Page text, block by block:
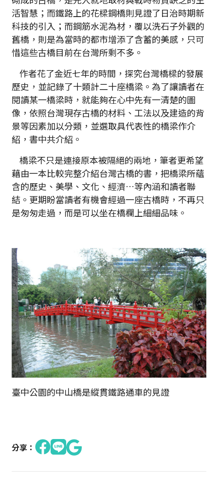
活智慧；而鐵路上的花樑鋼橋則見證了日治時期新
科技的引入；而鋼筋水泥為材，覆以洗石子外觀的
舊橋，則是為當時的都市增添了含蓄的美感，只可
惜這些古橋目前在台灣所剩不多。
作者花了金近七年的時間，探究台灣橋樑的發展
歷史，並記錄了十類計二十座橋梁。為了讓讀者在
閱讀某一橋梁時，就能夠在心中先有一清楚的圖
像，依照台灣現存古橋的材料、工法以及建造的背
景等因素加以分類，並選取具代表性的橋梁作介
紹，書中共介紹。
橋梁不只是連接原本被隔絕的兩地，筆者更希望
藉由一本比較完整介紹台灣古橋的書，把橋梁所蘊
含的歷史、美學、文化、經濟…等內涵和讀者聯
結。更期盼當讀者有機會經過一座古橋時，不再只
是匆匆走過，而是可以坐在橋欄上細細品味。
臺中公園的中山橋是縱貫鐵路通車的見證
分享：